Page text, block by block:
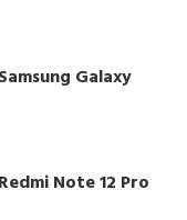
Galaxy
Note 12 Pro